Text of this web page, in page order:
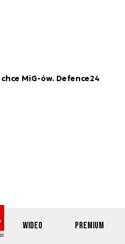
Wideo Premium
MiG-ów. Defence24